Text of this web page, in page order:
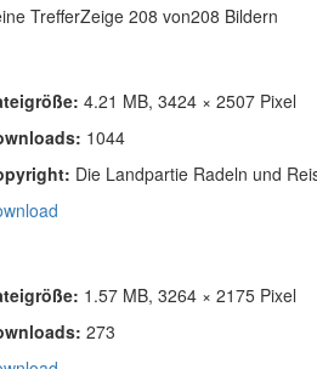
TrefferZeige 208 von208 Bildern
4.21 MB, 3424 × 2507 Pixel
1044
Die Landpartie Radeln und
1.57 MB, 3264 × 2175 Pixel
273